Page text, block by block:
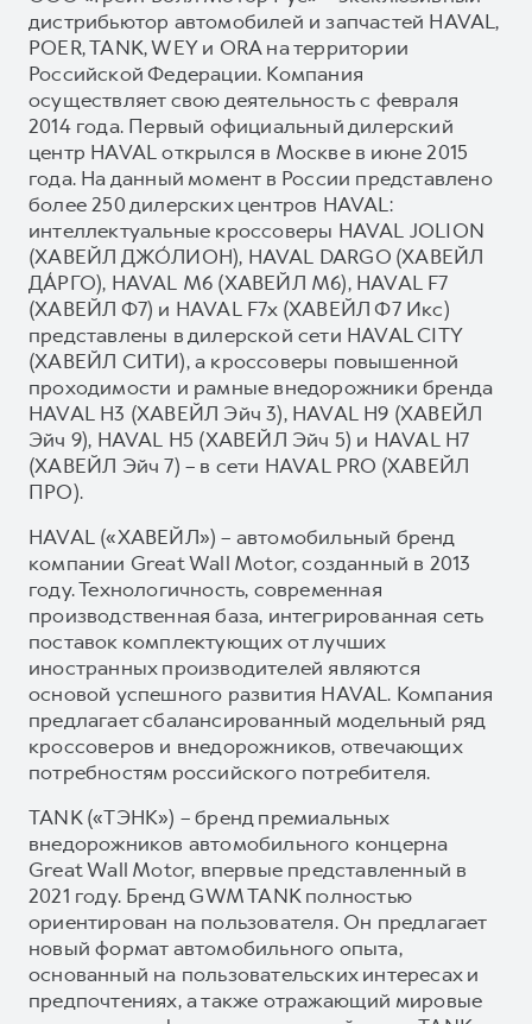
дистрибьютор автомобилей и запчастей HAVAL,
POER, TANK, WEY и ORA на территории
Российской Федерации. Компания
осуществляет свою деятельность с февраля
2014 года. Первый официальный дилерский
центр HAVAL открылся в Москве в июне 2015
года. На данный момент в России представлено
более 250 дилерских центров HAVAL:
интеллектуальные кроссоверы HAVAL JOLION
(ХАВЕЙЛ ДЖО́ЛИОН), HAVAL DARGO (ХАВЕЙЛ
ДА́РГО), HAVAL М6 (ХАВЕЙЛ M6), HAVAL F7
(ХАВЕЙЛ Ф7) и HAVAL F7x (ХАВЕЙЛ Ф7 Икс)
представлены в дилерской сети HAVAL CITY
(ХАВЕЙЛ СИТИ), а кроссоверы повышенной
проходимости и рамные внедорожники бренда
HAVAL H3 (ХАВЕЙЛ Эйч 3), HAVAL H9 (ХАВЕЙЛ
Эйч 9), HAVAL H5 (ХАВЕЙЛ Эйч 5) и HAVAL H7
(ХАВЕЙЛ Эйч 7) – в сети HAVAL PRO (ХАВЕЙЛ
ПРО).
HAVAL («ХАВЕЙЛ») – автомобильный бренд
компании Great Wall Motor, созданный в 2013
году. Технологичность, современная
производственная база, интегрированная сеть
поставок комплектующих от лучших
иностранных производителей являются
основой успешного развития HAVAL. Компания
предлагает сбалансированный модельный ряд
кроссоверов и внедорожников, отвечающих
потребностям российского потребителя.
TANK («ТЭНК») – бренд премиальных
внедорожников автомобильного концерна
Great Wall Motor, впервые представленный в
2021 году. Бренд GWM TANK полностью
ориентирован на пользователя. Он предлагает
новый формат автомобильного опыта,
основанный на пользовательских интересах и
предпочтениях, а также отражающий мировые